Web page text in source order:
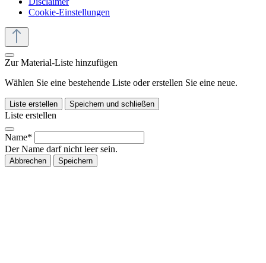
Cookie-Einstellungen
Zur Material-Liste hinzufügen
Wählen Sie eine bestehende Liste oder erstellen Sie eine neue.
Liste erstellen Speichern und schließen
Liste erstellen
Name*
Der Name darf nicht leer sein.
Abbrechen Speichern